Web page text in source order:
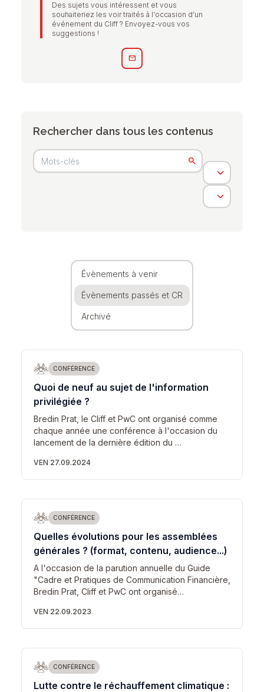
Des sujets vous intéressent et vous
souhaiteriez les voir traités à l'occasion d'un
événement du Cliff ? Envoyez-vous vos
suggestions !
mail
Rechercher dans tous les contenus
Évènements à venir
Évènements passés et CR
Archivé
CONFÉRENCE
Quoi de neuf au sujet de l'information
privilégiée ?
Bredin Prat, le Cliff et PwC ont organisé comme
chaque année une conférence à l'occasion du
lancement de la dernière édition du …
VEN 27.09.2024
CONFÉRENCE
Quelles évolutions pour les assemblées
générales ? (format, contenu, audience...)
A l'occasion de la parution annuelle du Guide
"Cadre et Pratiques de Communication Financière,
Bredin Prat, Cliff et PwC ont organisé…
VEN 22.09.2023
CONFÉRENCE
Lutte contre le réchauffement climatique :